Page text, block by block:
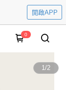
開啟APP
0
1/2